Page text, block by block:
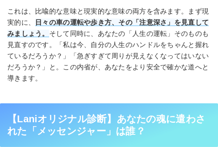
これは、比喩的な意味と現実的な意味の両方を含みます。まず現
実的に、
日々の車の運転や歩き方、その「注意深さ」を見直して
みましょう。 そして同時に、あなたの「人生の運転」そのものも
見直すのです。「私は今、自分の人生のハンドルをちゃんと握れ
ているだろうか？」「急ぎすぎて周りが見えなくなってはいない
だろうか？」と。この内省が、あなたをより安全で確かな道へと
導きます。
【Laniオリジナル診断】あなたの魂に遣わさ
れた「メッセンジャー」は誰？